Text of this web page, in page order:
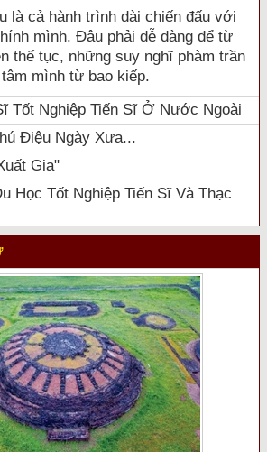
là cả hành trình dài chiến đấu với
mình. Đâu phải dễ dàng để từ
thế tục, những suy nghĩ phàm trần
mình từ bao kiếp.
Tốt Nghiệp Tiến Sĩ Ở Nước Ngoài
Điệu Ngày Xưa...
Gia"
Học Tốt Nghiệp Tiến Sĩ Và Thạc